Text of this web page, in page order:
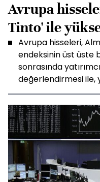
Avrupa
Tinto' ile
Avrupa hisseleri,
endeksinin üst üste
sonrasında
değerlendirmesi ile,